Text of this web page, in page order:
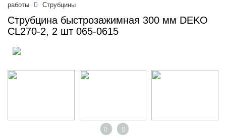
работы
Струбцины
Струбцина быстрозажимная 300 мм DEKO
CL270-2, 2 шт 065-0615